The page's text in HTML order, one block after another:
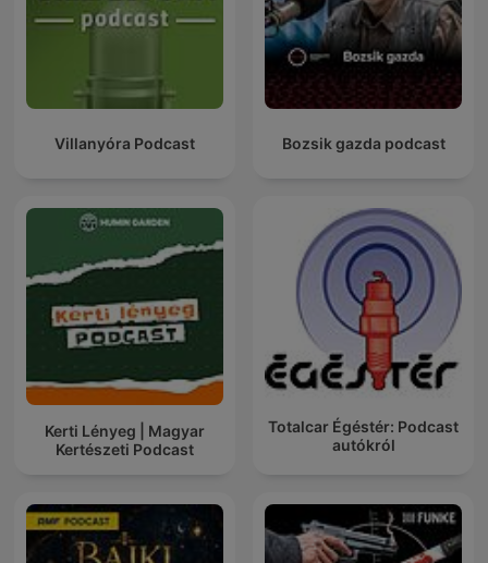
Villanyóra Podcast Bozsik gazda podcast
Kerti Lényeg | Magyar
Kertészeti Podcast
Totalcar Égéstér: Podcast
autókról